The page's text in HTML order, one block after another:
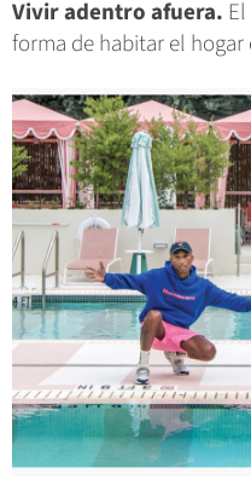
Vivir adentro afuera.
forma de habitar el hogar